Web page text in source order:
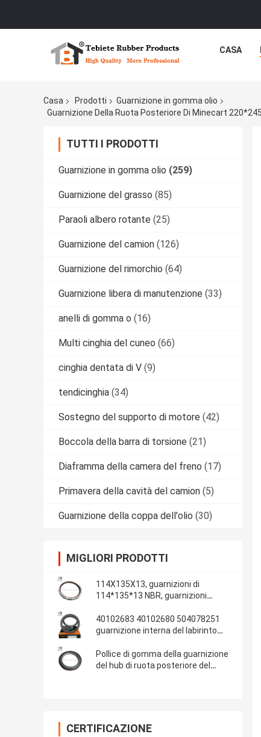
CASA
Casa Prodotti
Guarnizione in gomma olio
TUTTI I PRODOTTI
Guarnizione in gomma olio (259)
Guarnizione del grasso (85)
Paraoli albero rotante (25)
Guarnizione del camion (126)
Guarnizione del rimorchio (64)
Guarnizione libera di manutenzione (33)
anelli di gomma o (16)
Multi cinghia del cuneo (66)
cinghia dentata di V (9)
tendicinghia (34)
Sostegno del supporto di motore (42)
Boccola della barra di torsione (21)
Diaframma della camera del freno (17)
Primavera della cavità del camion (5)
Guarnizione della coppa dell'olio (30)
MIGLIORI PRODOTTI
114X135X13, guarnizioni di
114*135*13 NBR, guarnizioni
materiale delle guarnizioni: NBR
40102683 40102680 504078251
guarnizione interna del labirinto
gomito di IVECO 100*130*13/14
Pollice di gomma della guarnizione
del hub di ruota posteriore del
CERTIFICAZIONE